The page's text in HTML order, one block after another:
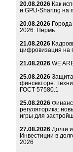
20.08.2026 Как
и GPU-Sharing на
20.08.2026
2026. Пермь
21.08.2026
цифровизация на
21.08.2026 WE
25.08.2026
финсекторе:
ГОСТ 57580.1
25.08.2026
регуляторика:
игры для
27.08.2026 Долги
Инвестиции в
2026